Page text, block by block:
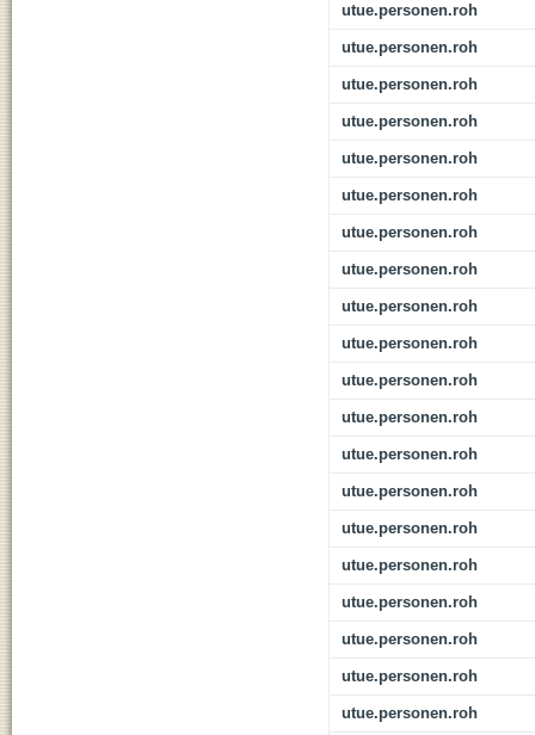
utue.personen.roh
utue.personen.roh
utue.personen.roh
utue.personen.roh
utue.personen.roh
utue.personen.roh
utue.personen.roh
utue.personen.roh
utue.personen.roh
utue.personen.roh
utue.personen.roh
utue.personen.roh
utue.personen.roh
utue.personen.roh
utue.personen.roh
utue.personen.roh
utue.personen.roh
utue.personen.roh
utue.personen.roh
utue.personen.roh